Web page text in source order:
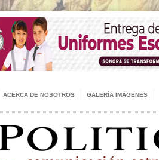
ACERCA DE NOSOTROS GALERÍA IMÁGENES